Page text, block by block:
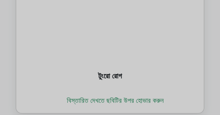
টুংরো রোগ
বিস্তারিত দেখতে ছবিটির উপর হোভার করুন